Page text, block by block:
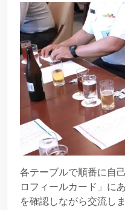
各テーブルで順番に自
ロフィールカード」に
を確認しながら交流し